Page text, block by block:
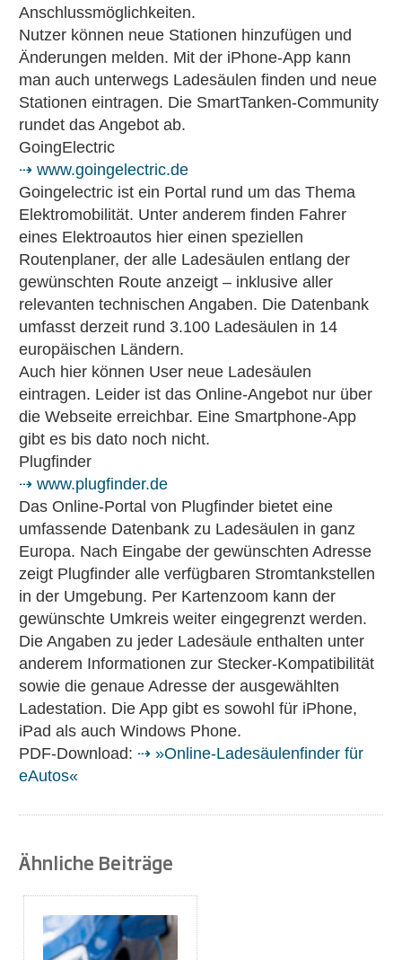
Anschlussmöglichkeiten.
Nutzer können neue Stationen hinzufügen und
Änderungen melden. Mit der iPhone-App kann
man auch unterwegs Ladesäulen finden und neue
Stationen eintragen. Die SmartTanken-Community
rundet das Angebot ab.
GoingElectric
⇢ www.goingelectric.de
Goingelectric ist ein Portal rund um das Thema
Elektromobilität. Unter anderem finden Fahrer
eines Elektroautos hier einen speziellen
Routenplaner, der alle Ladesäulen entlang der
gewünschten Route anzeigt – inklusive aller
relevanten technischen Angaben. Die Datenbank
umfasst derzeit rund 3.100 Ladesäulen in 14
europäischen Ländern.
Auch hier können User neue Ladesäulen
eintragen. Leider ist das Online-Angebot nur über
die Webseite erreichbar. Eine Smartphone-App
gibt es bis dato noch nicht.
Plugfinder
⇢ www.plugfinder.de
Das Online-Portal von Plugfinder bietet eine
umfassende Datenbank zu Ladesäulen in ganz
Europa. Nach Eingabe der gewünschten Adresse
zeigt Plugfinder alle verfügbaren Stromtankstellen
in der Umgebung. Per Kartenzoom kann der
gewünschte Umkreis weiter eingegrenzt werden.
Die Angaben zu jeder Ladesäule enthalten unter
anderem Informationen zur Stecker-Kompatibilität
sowie die genaue Adresse der ausgewählten
Ladestation. Die App gibt es sowohl für iPhone,
iPad als auch Windows Phone.
PDF-Download: ⇢ »Online-Ladesäulenfinder für
eAutos«
Ähnliche Beiträge